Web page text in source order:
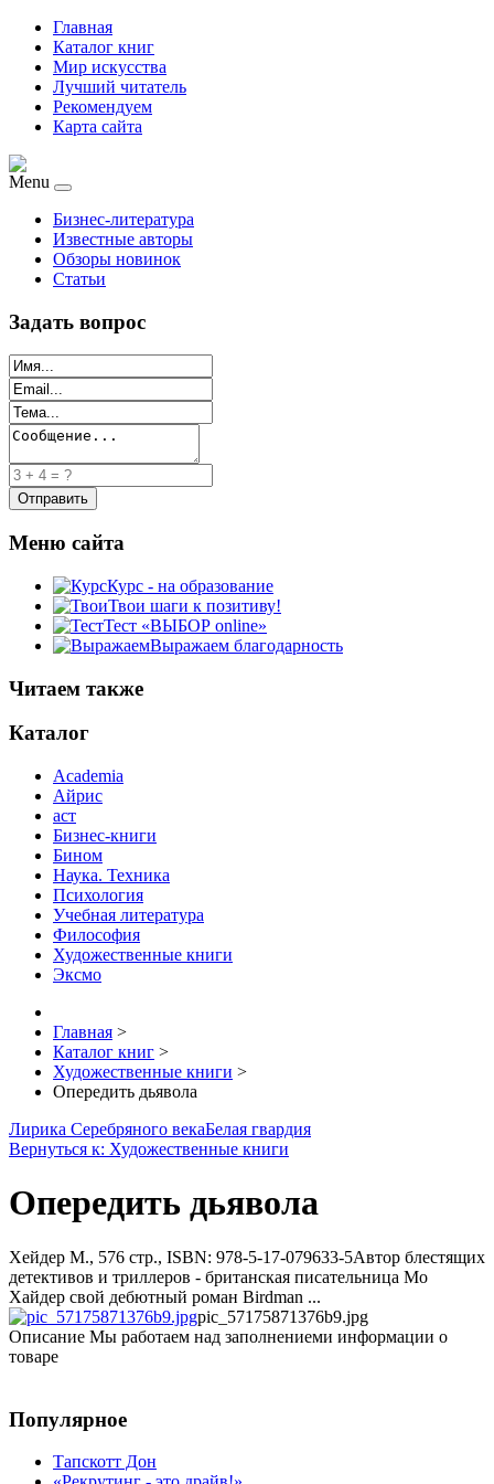
Главная
Каталог книг
Мир искусства
Лучший читатель
Рекомендуем
Карта сайта
Menu
Бизнес-литература
Известные авторы
Обзоры новинок
Статьи
Задать вопрос
Меню сайта
Курс - на образование
Твои шаги к позитиву!
Тест «ВЫБОР online»
Выражаем благодарность
Читаем также
Каталог
Academia
Айрис
аст
Бизнес-книги
Бином
Наука. Техника
Психология
Учебная литература
Философия
Художественные книги
Эксмо
Главная >
Каталог книг >
Художественные книги >
Опередить дьявола
Лирика Серебряного векаБелая гвардия
Вернуться к: Художественные книги
Опередить дьявола
Хейдер М., 576 стр., ISBN: 978-5-17-079633-5Автор блестящих
детективов и триллеров - британская писательница Мо
Хайдер свой дебютный роман Birdman ...
pic_57175871376b9.jpg
Описание Мы работаем над заполнениеми информации о
товаре
Популярное
Тапскотт Дон